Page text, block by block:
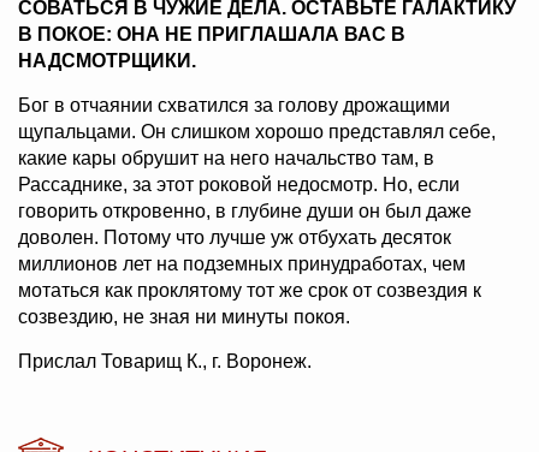
СОВАТЬСЯ В ЧУЖИЕ ДЕЛА. ОСТАВЬТЕ ГАЛАКТИКУ
В ПОКОЕ: ОНА НЕ ПРИГЛАШАЛА ВАС В
НАДСМОТРЩИКИ.
Бог в отчаянии схватился за голову дрожащими
щупальцами. Он слишком хорошо представлял себе,
какие кары обрушит на него начальство там, в
Рассаднике, за этот роковой недосмотр. Но, если
говорить откровенно, в глубине души он был даже
доволен. Потому что лучше уж отбухать десяток
миллионов лет на подземных принудработах, чем
мотаться как проклятому тот же срок от созвездия к
созвездию, не зная ни минуты покоя.
Прислал Товарищ К., г. Воронеж.